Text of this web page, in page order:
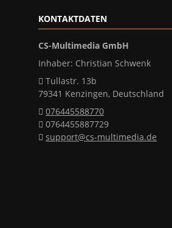
KONTAKTDATEN
CS-Multimedia GmbH
Inhaber: Christian Schwenk
Tullastr. 13b
79341 Kenzingen, Deutschland
076445588770
0764455887729
support@cs-multimedia.de